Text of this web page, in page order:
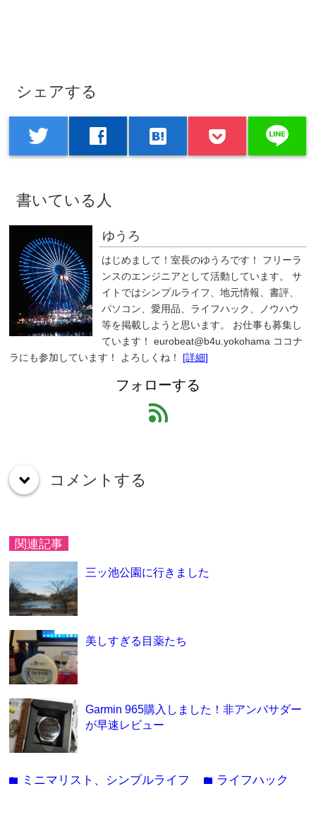
シェアする
twitter facebook hatenabookmark line
書いている人
ゆうろ
はじめまして！室長のゆうろです！ フリーラ
ンスのエンジニアとして活動しています。 サ
イトではシンプルライフ、地元情報、書評、
パソコン、愛用品、ライフハック、ノウハウ
等を掲載しようと思います。 お仕事も募集し
ています！ eurobeat@b4u.yokohama ココナ
ラにも参加しています！ よろしくね！ [詳細]
フォローする
feed
down コメントする
関連記事
三ッ池公園に行きました
美しすぎる目薬たち
Garmin 965購入しました！非アンバサダー
が早速レビュー
folder ミニマリスト、シンプルライフ folder ライフハック